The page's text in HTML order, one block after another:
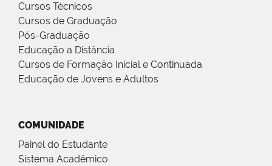
Cursos Técnicos
Cursos de Graduação
Pós-Graduação
Educação a Distância
Cursos de Formação Inicial e Continuada
Educação de Jovens e Adultos
COMUNIDADE
Painel do Estudante
Sistema Acadêmico